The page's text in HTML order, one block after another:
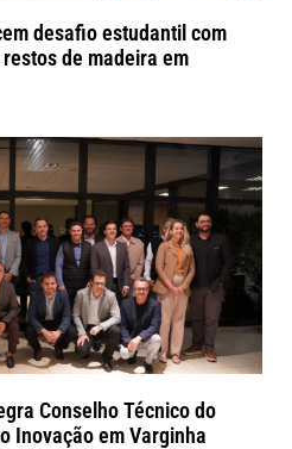
desafio estudantil com
de madeira em
Conselho Técnico do
Inovação em Varginha